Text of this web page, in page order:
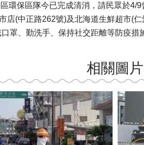
環保區隊今已完成清消，請民眾於4/
店(中正路262號)及北海道生鮮超市(
罩、勤洗手、保持社交距離等防疫措
相關圖片